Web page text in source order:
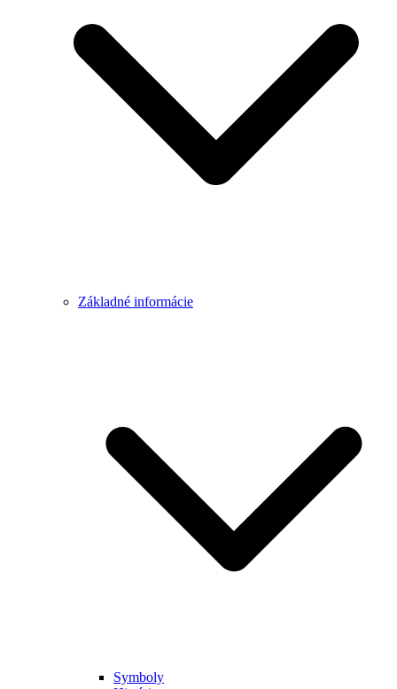
Základné informácie
Symboly